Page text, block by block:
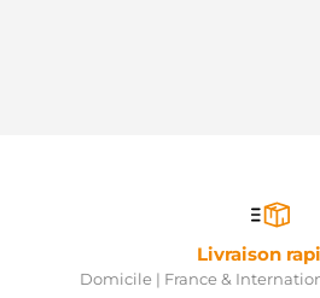
Livraison
Domicile | France &